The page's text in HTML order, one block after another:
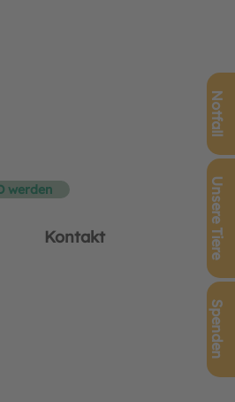
Notfall
Unsere Tiere
Spenden
werden
Kontakt